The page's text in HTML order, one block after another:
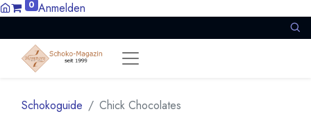
0 Anmelden
Schokoguide Chick Chocolates